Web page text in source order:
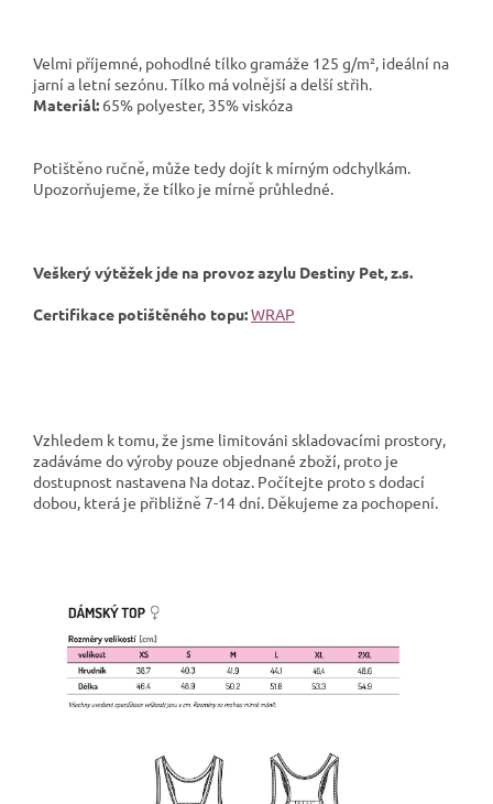
Velmi příjemné, pohodlné tílko gramáže 125 g/m², ideální na
jarní a letní sezónu. Tílko má volnější a delší střih.
Materiál: 65% polyester, 35% viskóza
Potištěno ručně, může tedy dojít k mírným odchylkám.
Upozorňujeme, že tílko je mírně průhledné.
Veškerý výtěžek jde na provoz azylu Destiny Pet, z.s.
Certifikace potištěného topu:WRAP
Vzhledem k tomu, že jsme limitováni skladovacími prostory,
zadáváme do výroby pouze objednané zboží, proto je
dostupnost nastavena Na dotaz. Počítejte proto s dodací
dobou, která je přibližně 7-14 dní. Děkujeme za pochopení.